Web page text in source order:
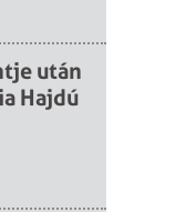
után
Hajdú